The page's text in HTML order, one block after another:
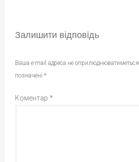
Залишити відповідь
Ваша e-mail адреса не оприлюднюватиметься.
позначені *
Коментар *